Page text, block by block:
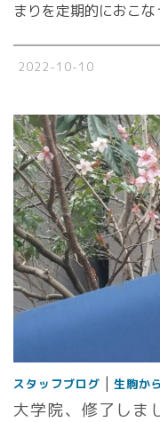
まりを定期的におこ
2022-10-10
スタッフブログ | 生駒か
大学院、修了しま